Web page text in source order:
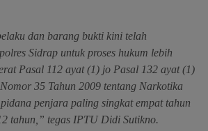
dan barang bukti kini telah
Sidrap untuk proses hukum lebih
Pasal 112 ayat (1) jo Pasal 132 ayat (1)
35 Tahun 2009 tentang Narkotika
penjara paling singkat empat tahun
tahun,” tegas IPTU Didi Sutikno.